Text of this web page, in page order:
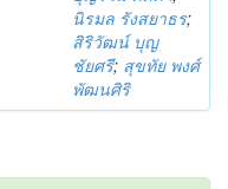
นิรมล รังสยาธร;
สิริวัฒน์ บุญ
ชัยศรี; สุขทัย พงศ์
พัฒนศิริ